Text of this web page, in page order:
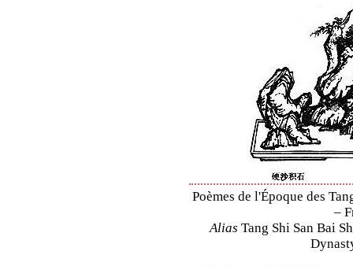
Poèmes de l'Époque des
–
Alias Tang Shi San Bai